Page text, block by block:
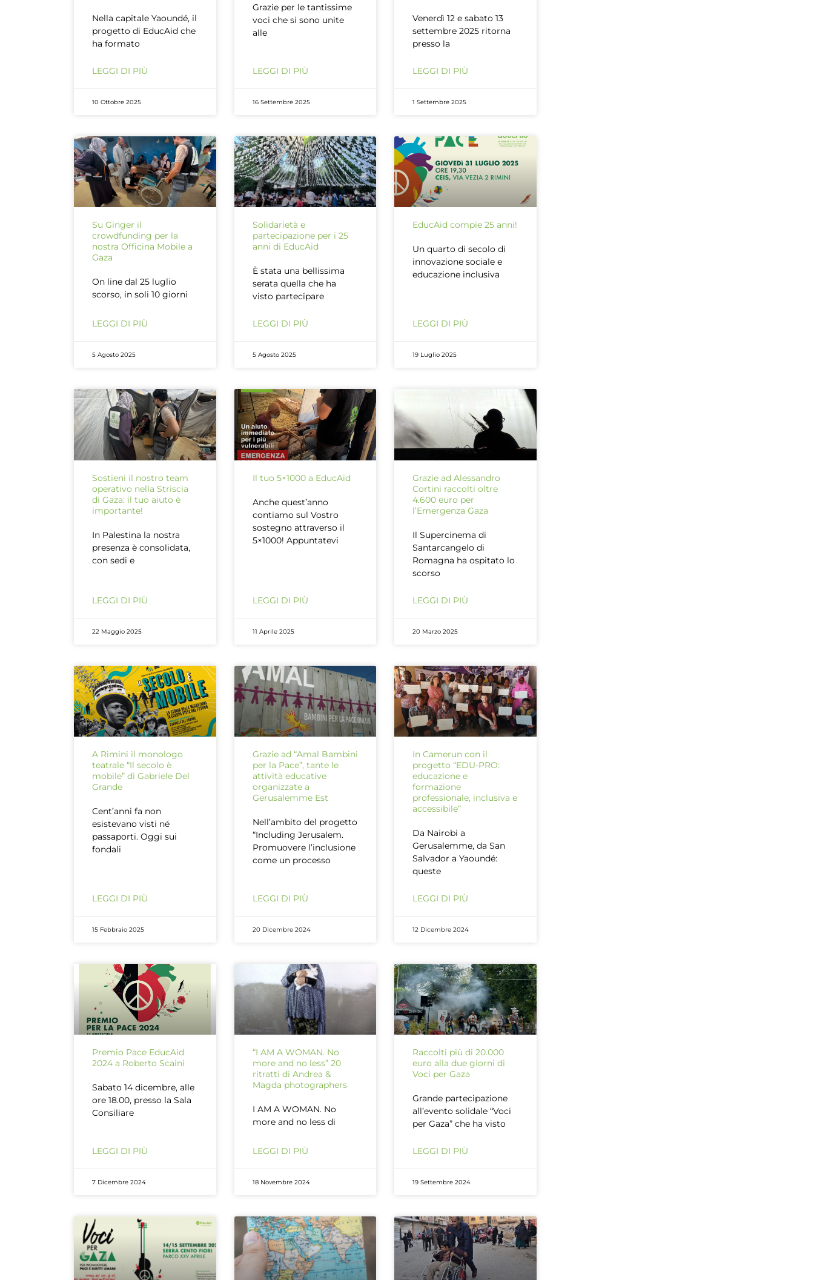
Nella capitale Yaoundé, il
progetto di EducAid che
ha formato
LEGGI DI PIÙ
10 Ottobre 2025
Grazie per le tantissime
voci che si sono unite
alle
LEGGI DI PIÙ
16 Settembre 2025
Venerdì 12 e sabato 13
settembre 2025 ritorna
presso la
LEGGI DI PIÙ
1 Settembre 2025
Su Ginger il
crowdfunding per la
nostra Officina Mobile a
Gaza
On line dal 25 luglio
scorso, in soli 10 giorni
LEGGI DI PIÙ
5 Agosto 2025
Solidarietà e
partecipazione per i 25
anni di EducAid
È stata una bellissima
serata quella che ha
visto partecipare
LEGGI DI PIÙ
5 Agosto 2025
EducAid compie 25 anni!
Un quarto di secolo di
innovazione sociale e
educazione inclusiva
LEGGI DI PIÙ
19 Luglio 2025
Sostieni il nostro team
operativo nella Striscia
di Gaza: il tuo aiuto è
importante!
In Palestina la nostra
presenza è consolidata,
con sedi e
LEGGI DI PIÙ
22 Maggio 2025
Il tuo 5×1000 a EducAid
Anche quest’anno
contiamo sul Vostro
sostegno attraverso il
5×1000! Appuntatevi
LEGGI DI PIÙ
11 Aprile 2025
Grazie ad Alessandro
Cortini raccolti oltre
4.600 euro per
l’Emergenza Gaza
Il Supercinema di
Santarcangelo di
Romagna ha ospitato lo
scorso
LEGGI DI PIÙ
20 Marzo 2025
A Rimini il monologo
teatrale “Il secolo è
mobile” di Gabriele Del
Grande
Cent’anni fa non
esistevano visti né
passaporti. Oggi sui
fondali
LEGGI DI PIÙ
15 Febbraio 2025
Grazie ad “Amal Bambini
per la Pace”, tante le
attività educative
organizzate a
Gerusalemme Est
Nell’ambito del progetto
“Including Jerusalem.
Promuovere l’inclusione
come un processo
LEGGI DI PIÙ
20 Dicembre 2024
In Camerun con il
progetto “EDU-PRO:
educazione e
formazione
professionale, inclusiva e
accessibile”
Da Nairobi a
Gerusalemme, da San
Salvador a Yaoundé:
queste
LEGGI DI PIÙ
12 Dicembre 2024
Premio Pace EducAid
2024 a Roberto Scaini
Sabato 14 dicembre, alle
ore 18.00, presso la Sala
Consiliare
LEGGI DI PIÙ
7 Dicembre 2024
“I AM A WOMAN. No
more and no less” 20
ritratti di Andrea &
Magda photographers
I AM A WOMAN. No
more and no less di
LEGGI DI PIÙ
18 Novembre 2024
Raccolti più di 20.000
euro alla due giorni di
Voci per Gaza
Grande partecipazione
all’evento solidale “Voci
per Gaza” che ha visto
LEGGI DI PIÙ
19 Settembre 2024